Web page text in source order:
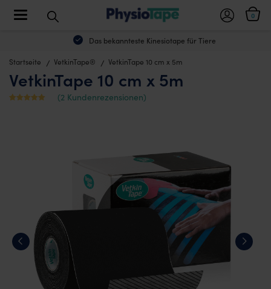
Das bekannteste Kinesiotape für Tiere
0
Toggle navigation
Startseite VetkinTape® VetkinTape 10 cm x 5m
VetkinTape 10 cm x 5m
(2Kundenrezensionen)